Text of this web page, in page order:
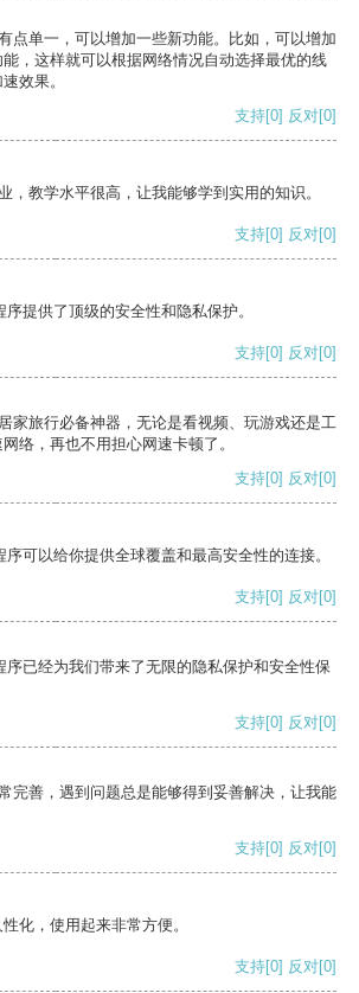
点单一，可以增加一些新功能。比如，可以增加
，这样就可以根据网络情况自动选择最优的线
效果。
支持[0] 反对[0]
，教学水平很高，让我能够学到实用的知识。
支持[0] 反对[0]
提供了顶级的安全性和隐私保护。
支持[0] 反对[0]
家旅行必备神器，无论是看视频、玩游戏还是工
络，再也不用担心网速卡顿了。
支持[0] 反对[0]
可以给你提供全球覆盖和最高安全性的连接。
支持[0] 反对[0]
序已经为我们带来了无限的隐私保护和安全性保
支持[0] 反对[0]
完善，遇到问题总是能够得到妥善解决，让我能
支持[0] 反对[0]
化，使用起来非常方便。
支持[0] 反对[0]